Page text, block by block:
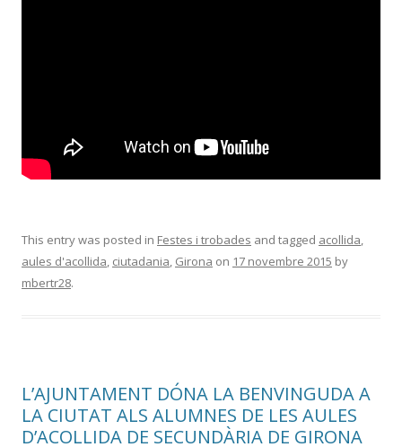
This entry was posted in Festes i trobades and tagged acollida,
aules d'acollida, ciutadania, Girona on 17 novembre 2015 by
mbertr28.
L’AJUNTAMENT DÓNA LA BENVINGUDA A
LA CIUTAT ALS ALUMNES DE LES AULES
D’ACOLLIDA DE SECUNDÀRIA DE GIRONA